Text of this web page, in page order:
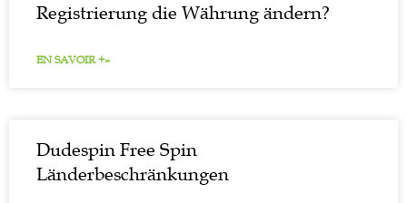
Registrierung die Währung ändern?
EN SAVOIR +»
Dudespin Free Spin
Länderbeschränkungen